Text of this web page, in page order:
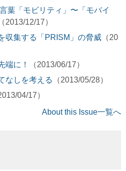
葉「モビリティ」〜「モバイ
（2013/12/17）
収集する「PRISM」の脅威 （20
端に！
（2013/06/17）
なしを考える
（2013/05/28）
04/17）
About this Issue一覧へ